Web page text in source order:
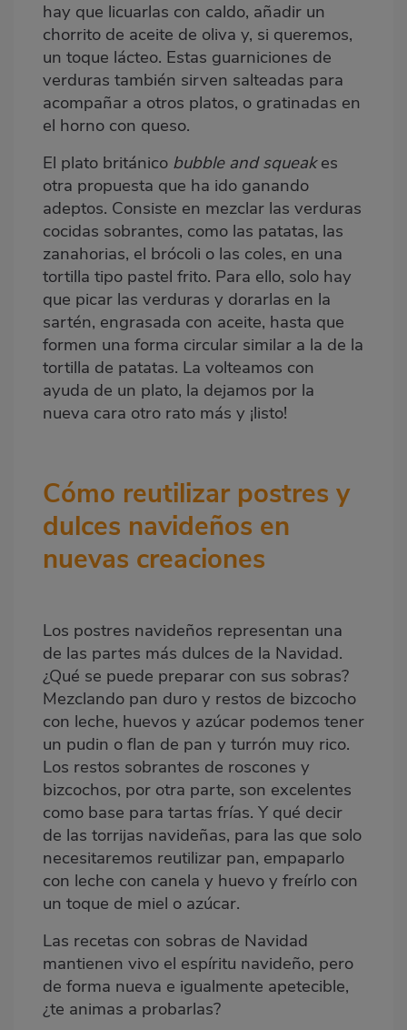
hay que licuarlas con caldo, añadir un
chorrito de aceite de oliva y, si queremos,
un toque lácteo. Estas guarniciones de
verduras también sirven salteadas para
acompañar a otros platos, o gratinadas en
el horno con queso.
El plato británico bubble and squeakes
otra propuesta que ha ido ganando
adeptos. Consiste en mezclar las verduras
cocidas sobrantes, como las patatas, las
zanahorias, el brócoli o las coles, en una
tortilla tipo pastel frito. Para ello, solo hay
que picar las verduras y dorarlas en la
sartén, engrasada con aceite, hasta que
formen una forma circular similar a la de la
tortilla de patatas. La volteamos con
ayuda de un plato, la dejamos por la
nueva cara otro rato más y ¡listo!
Cómo reutilizar postres y
dulces navideños en
nuevas creaciones
Los postres navideños representan una
de las partes más dulces de la Navidad.
¿Qué se puede preparar con sus sobras?
Mezclando pan duro y restos de bizcocho
con leche, huevos y azúcar podemos tener
un pudin o flan de pan y turrón muy rico.
Los restos sobrantes de roscones y
bizcochos, por otra parte, son excelentes
como base para tartas frías. Y qué decir
de las torrijas navideñas, para las que solo
necesitaremos reutilizar pan, empaparlo
con leche con canela y huevo y freírlo con
un toque de miel o azúcar.
Las recetas con sobras de Navidad
mantienen vivo el espíritu navideño, pero
de forma nueva e igualmente apetecible,
¿te animas a probarlas?